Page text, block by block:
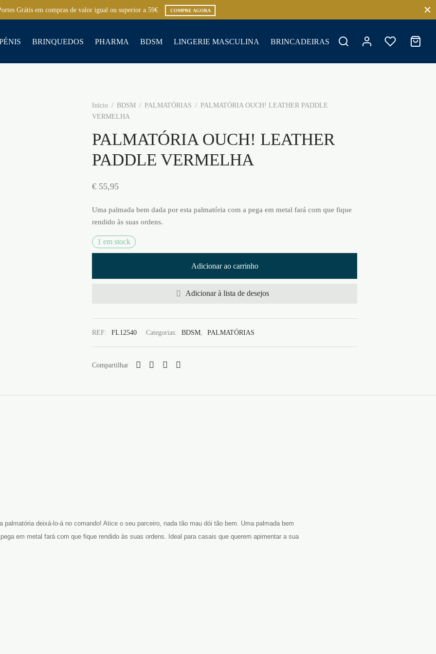
Grátis em compras de valor igual ou superior a 59€ COMPRE AGORA
BRINQUEDOS PHARMA BDSM LINGERIE MASCULINA BRINCADEIRAS
Início / BDSM / PALMATÓRIAS / PALMATÓRIA OUCH! LEATHER PADDLE
VERMELHA
PALMATÓRIA OUCH! LEATHER
PADDLE VERMELHA
€ 55,95
Uma palmada bem dada por esta palmatória com a pega em metal fará com que fique
rendido às suas ordens.
1 em stock
Adicionar ao carrinho
Adicionar à lista de desejos
REF: FL12540 Categorias: BDSM PALMATÓRIAS
Compartilhar
palmatória deixá-lo-á no comando! Atice o seu parceiro, nada tão mau dói tão bem. Uma palmada bem
em metal fará com que fique rendido às suas ordens. Ideal para casais que querem apimentar a sua